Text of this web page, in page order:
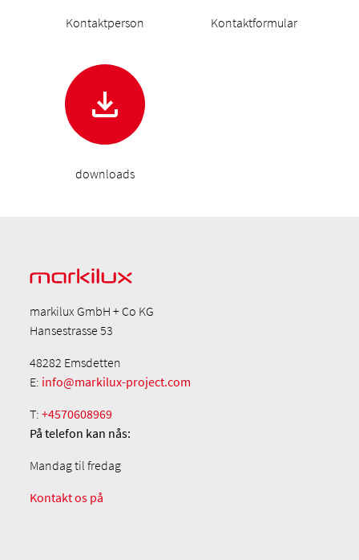
Kontaktperson Kontaktformular
downloads
markilux GmbH + Co KG
Hansestrasse 53
48282 Emsdetten
E: info@markilux-project.com
T:+4570608969
På telefon kan nås:
Mandag til fredag
Kontakt os på